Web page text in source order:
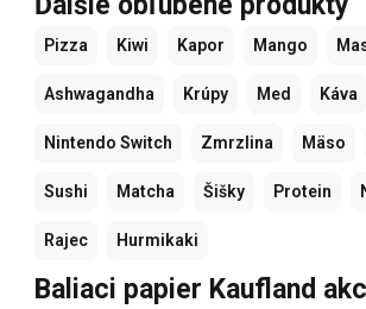
Pizza Kiwi Kapor Mango
Ashwagandha Krúpy Med Káva
Nintendo Switch Zmrzlina Mäso
Sushi Matcha Šišky Protein
Rajec Hurmikaki
Baliaci papier Kaufland